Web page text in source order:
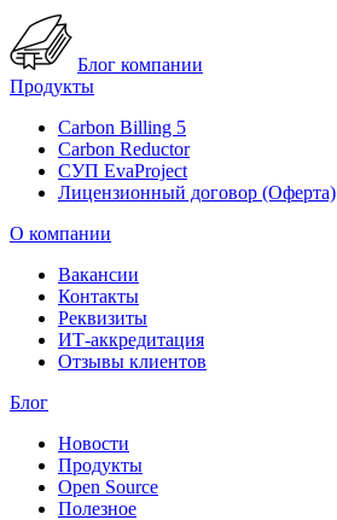
Блог компании
Продукты
Carbon Billing 5
Carbon Reductor
СУП EvaProject
Лицензионный договор (Оферта)
О компании
Вакансии
Контакты
Реквизиты
ИТ-аккредитация
Отзывы клиентов
Блог
Новости
Продукты
Open Source
Полезное